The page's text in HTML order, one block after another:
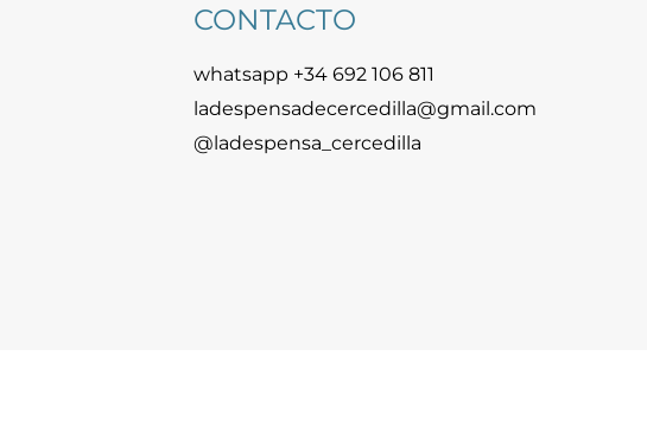
CONTACTO
whatsapp +34 692 106 811
ladespensadecercedilla@gmail.com
@ladespensa_cercedilla